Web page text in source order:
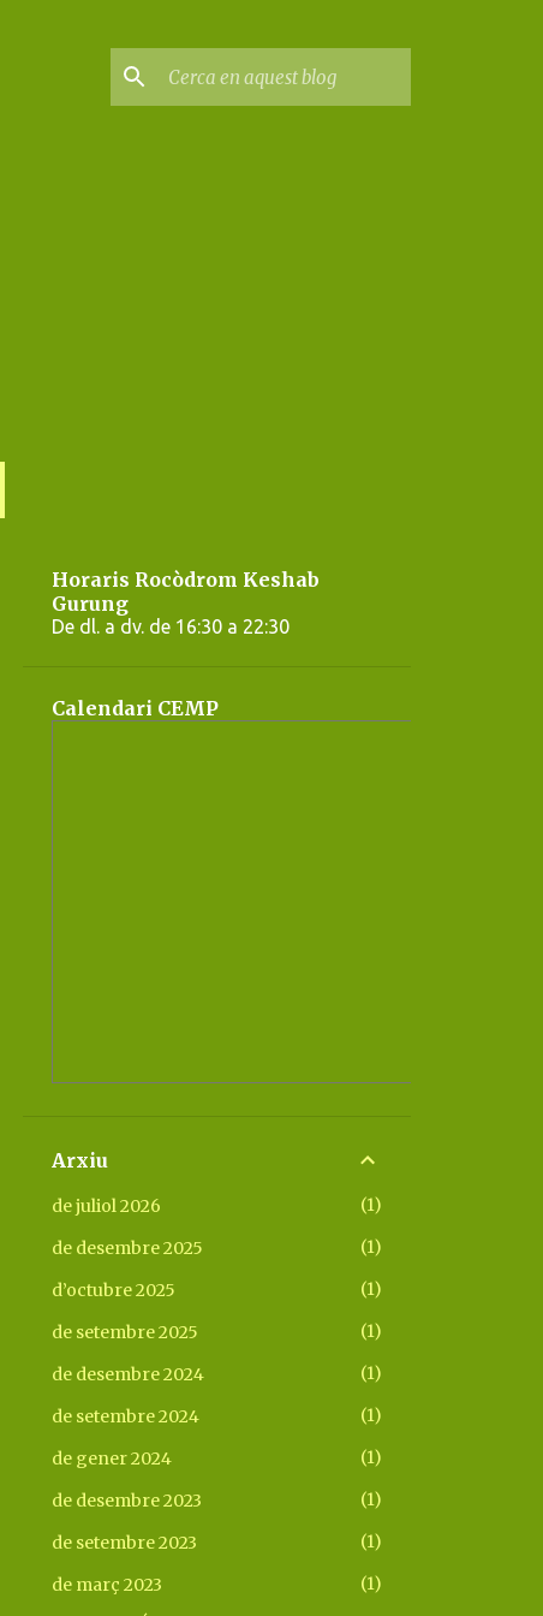
Horaris Rocòdrom Keshab
Gurung
De dl. a dv. de 16:30 a 22:30
Calendari CEMP
Arxiu
de juliol 2026
1
de desembre 2025
1
d’octubre 2025
1
de setembre 2025
1
de desembre 2024
1
de setembre 2024
1
de gener 2024
1
de desembre 2023
1
de setembre 2023
1
de març 2023
1